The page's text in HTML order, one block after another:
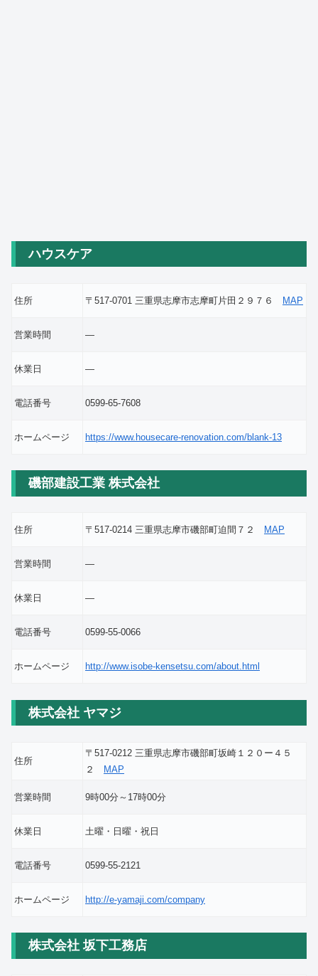
ハウスケア
住所 〒517-0701 三重県志摩市志摩町片田２９７６ MAP
営業時間 ―
休業日 ―
電話番号 0599-65-7608
ホームページ https://www.housecare-renovation.com/blank-13
磯部建設工業 株式会社
住所 〒517-0214 三重県志摩市磯部町迫間７２ MAP
営業時間 ―
休業日 ―
電話番号 0599-55-0066
ホームページ http://www.isobe-kensetsu.com/about.html
株式会社 ヤマジ
住所
〒517-0212 三重県志摩市磯部町坂崎１２０ー４５
２
MAP
営業時間 9時00分～17時00分
休業日 土曜・日曜・祝日
電話番号 0599-55-2121
ホームページ http://e-yamaji.com/company
株式会社 坂下工務店